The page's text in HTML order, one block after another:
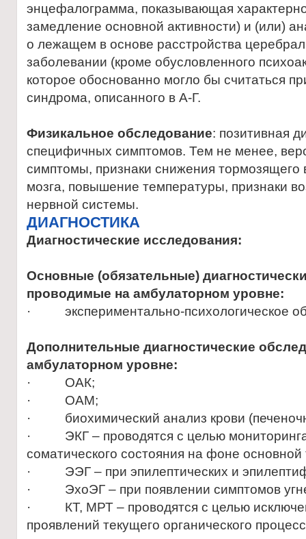
энцефалограмма, показывающая
замедление основной активности) и (или)
о лежащем в основе расстройства
заболевании (кроме обусловленного
которое обоснованно могло бы считаться
синдрома, описанного в А-Г.
Физикальное обследование: позитивная
специфичных симптомов. Тем не менее,
симптомы, признаки снижения тормозящего
мозга, повышение температуры, признаки
нервной системы.
ДИАГНОСТИКА
Диагностические исследования:
Основные (обязательные)
проводимые на амбулаторном уровне:
· экспериментально-психологическое
Дополнительные диагностические
амбулаторном уровне:
· ОАК;
· ОАМ;
· биохимический анализ крови
· ЭКГ – проводятся с целью
соматического состояния на фоне основной
· ЭЭГ – при эпилептических и
· ЭхоЭГ – при появлении симптомов
· КТ, МРТ – проводятся с целью
проявлений текущего органического